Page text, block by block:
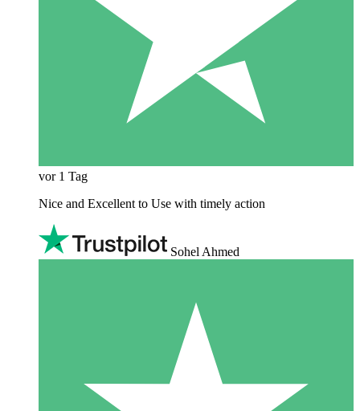
vor 1 Tag
Nice and Excellent to Use with timely action
Sohel Ahmed